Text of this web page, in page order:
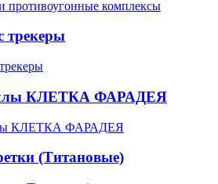
трекеры
КЛЕТКА ФАРАДЕЯ
(Титановые)